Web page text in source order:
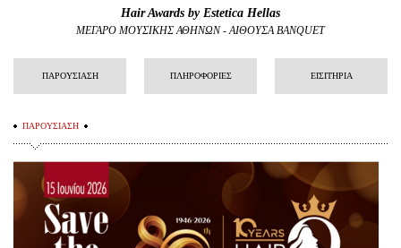
info@ticketservices.gr
Αναζήτηση
Σύνδεση/Εγγραφή
Πληροφορίες
Hair Awards by Estetica Hellas
ΜΕΓΑΡΟ ΜΟΥΣΙΚΗΣ ΑΘΗΝΩΝ-ΑΙΘΟΥΣΑ BANQUET
ΠΑΡΟΥΣΙΑΣΗ ΠΛΗΡΟΦΟΡΙΕΣ ΕΙΣΙΤΗΡΙΑ
ΠΑΡΟΥΣΙΑΣΗ